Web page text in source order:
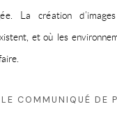
La création
et où les
COMMUNIQUÉ DE